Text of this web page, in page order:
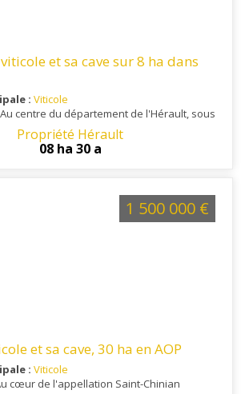
et sa cave sur 8 ha dans
: Viticole
centre du département de l'Hérault, sous
méditerranéen
Propriété Hérault
08 ha 30 a
et sa cave, 30 ha en AOP
: Viticole
cœur de l'appellation Saint-Chinian
1 500 000 €